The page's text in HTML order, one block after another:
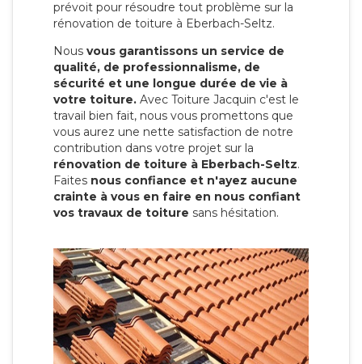
prévoit pour résoudre tout problème sur la
rénovation de toiture à Eberbach-Seltz.
Nous vous garantissons un service de
qualité, de professionnalisme, de
sécurité et une longue durée de vie à
votre toiture. Avec Toiture Jacquin c'est le
travail bien fait, nous vous promettons que
vous aurez une nette satisfaction de notre
contribution dans votre projet sur la
rénovation de toiture à Eberbach-Seltz.
Faites nous confiance et n'ayez aucune
crainte à vous en faire en nous confiant
vos travaux de toiture sans hésitation.